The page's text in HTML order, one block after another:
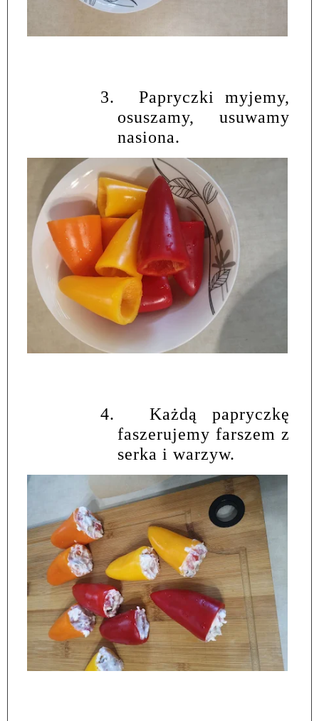
3.
Papryczki myjemy,
osuszamy, usuwamy
nasiona.
4.
Każdą papryczkę
faszerujemy farszem z
serka i warzyw.